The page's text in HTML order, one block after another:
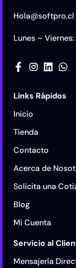
Hola@softpro.cl
Lunes –
Links Rápidos
Inicio
Tienda
Contacto
Acerca de
Solicita una
Blog
Mi Cuenta
Servicio al
Mensajería